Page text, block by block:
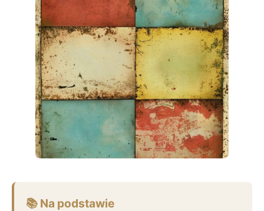
📚 Na podstawie